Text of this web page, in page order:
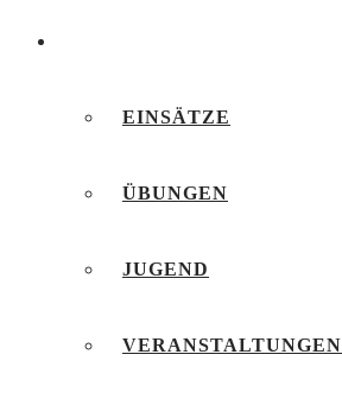
EINSÄTZE
ÜBUNGEN
JUGEND
VERANSTALTUNGEN